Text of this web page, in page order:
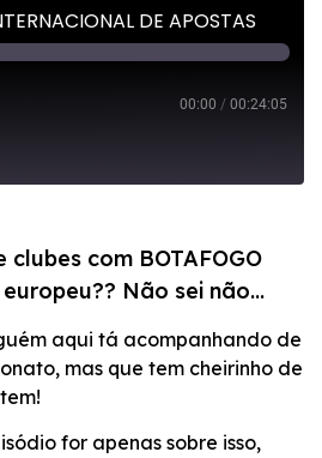
DE APOSTAS
00:00 / 00:24:05
com BOTAFOGO
Não sei não…
aqui tá acompanhando de
mas que tem cheirinho de
for apenas sobre isso,